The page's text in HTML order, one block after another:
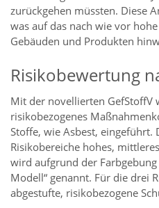
zurückgehen müssten. Diese
was auf das nach wie vor
Gebäuden und Produkten
Risikobewertung
Mit der novellierten GefStoffV
risikobezogenes
Stoffe, wie Asbest, eingeführt.
Risikobereiche hohes,
wird aufgrund der
Modell“ genannt. Für die drei
abgestufte, risikobezogene